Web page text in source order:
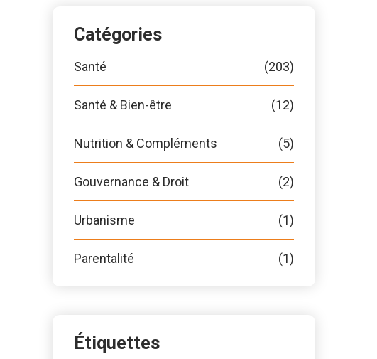
Catégories
Santé (203)
Santé & Bien-être (12)
Nutrition & Compléments (5)
Gouvernance & Droit (2)
Urbanisme (1)
Parentalité (1)
Étiquettes